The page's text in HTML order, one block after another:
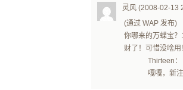
灵风 (2008-02-13
(通过 WAP 发布)
你哪来的万蝶宝
财了！可惜没啥用
Thirteen：
嘎嘎，新